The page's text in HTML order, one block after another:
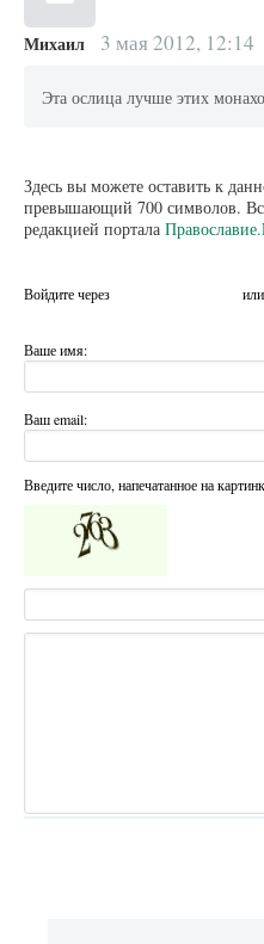
Михаил 3 мая 2012, 12:14
Эта ослица лучше этих
Здесь вы можете оставить к
превышающий 700 символов.
редакцией портала
Войдите через
Ваше имя:
Ваш email:
Введите число, напечатанное на